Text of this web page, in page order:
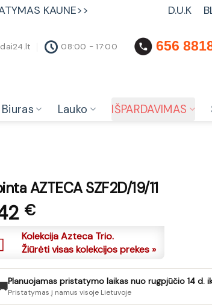
KAUNE>> D.U.K
08:00 - 17:00 656
Biuras Lauko IŠPARDAVIMAS
AZTECA SZF2D/19/11
€
Kolekcija Azteca Trio.
Žiūrėti visas kolekcijos prekes »
Planuojamas pristatymo laikas nuo rugpjūčio 14 d.
Pristatymas į namus visoje Lietuvoje